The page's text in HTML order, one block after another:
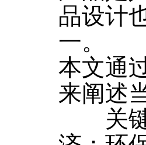
品设计
一。
本文通
来阐述
关键